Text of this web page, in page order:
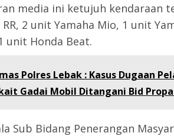
media ini ketujuh kendaraan
2 unit Yamaha Mio, 1 unit
unit Honda Beat.
Polres Lebak : Kasus Dugaan
Gadai Mobil Ditangani Bid
Sub Bidang Penerangan